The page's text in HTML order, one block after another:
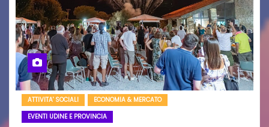
ATTIVITA' SOCIALI
ECONOMIA & MERCATO
EVENTI UDINE E PROVINCIA